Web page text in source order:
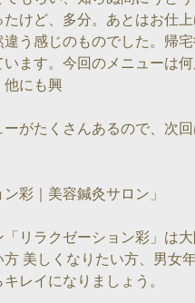
たけど、多分。あとはお仕
違う感じのものでした。帰
います。今回のメニューは
他にも興
がたくさんあるので、次
彩｜美容鍼灸サロン」
リラクゼーション彩」は
美しくなりたい方、男女
レイになりましょう。